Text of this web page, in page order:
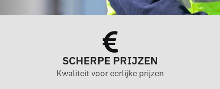
SCHERPE PRIJZEN
Kwaliteit voor eerlijke prijzen